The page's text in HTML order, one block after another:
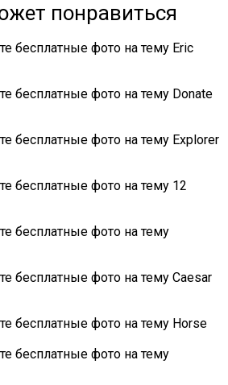
понравиться
бесплатные фото на тему Eric
бесплатные фото на тему Donate
бесплатные фото на тему Explorer
бесплатные фото на тему 12
бесплатные фото на тему
бесплатные фото на тему Caesar
бесплатные фото на тему Horse
бесплатные фото на тему